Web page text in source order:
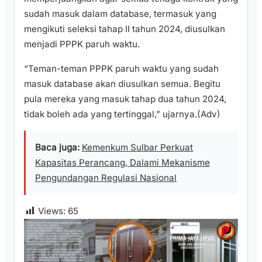
sudah masuk dalam database, termasuk yang
mengikuti seleksi tahap II tahun 2024, diusulkan
menjadi PPPK paruh waktu.
“Teman-teman PPPK paruh waktu yang sudah
masuk database akan diusulkan semua. Begitu
pula mereka yang masuk tahap dua tahun 2024,
tidak boleh ada yang tertinggal,” ujarnya.(Adv)
Baca juga: Kemenkum Sulbar Perkuat
Kapasitas Perancang, Dalami Mekanisme
Pengundangan Regulasi Nasional
Views: 65